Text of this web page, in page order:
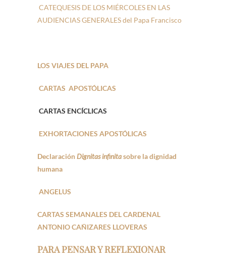
CATEQUESIS DE LOS MIÉRCOLES EN LAS
AUDIENCIAS GENERALES del Papa Francisco
LOS VIAJES DEL PAPA
CARTAS APOSTÓLICAS
CARTAS ENCÍCLICAS
EXHORTACIONES APOSTÓLICAS
DeclaraciónDignitas infinitasobre la dignidad
humana
ANGELUS
CARTAS SEMANALES DEL CARDENAL
ANTONIO CAÑIZARES LLOVERAS
PARA PENSAR Y REFLEXIONAR